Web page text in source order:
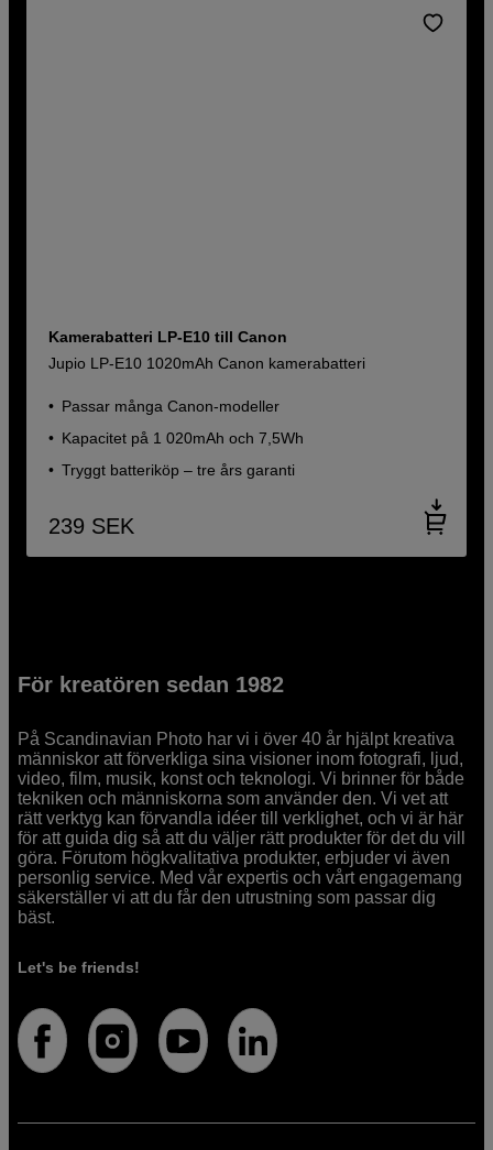
Kamerabatteri LP-E10 till Canon
Jupio LP-E10 1020mAh Canon kamerabatteri
Passar många Canon-modeller
Kapacitet på 1 020mAh och 7,5Wh
Tryggt batteriköp – tre års garanti
239 SEK
För kreatören sedan 1982
På Scandinavian Photo har vi i över 40 år hjälpt kreativa
människor att förverkliga sina visioner inom fotografi, ljud,
video, film, musik, konst och teknologi. Vi brinner för både
tekniken och människorna som använder den. Vi vet att
rätt verktyg kan förvandla idéer till verklighet, och vi är här
för att guida dig så att du väljer rätt produkter för det du vill
göra. Förutom högkvalitativa produkter, erbjuder vi även
personlig service. Med vår expertis och vårt engagemang
säkerställer vi att du får den utrustning som passar dig
bäst.
Let's be friends!